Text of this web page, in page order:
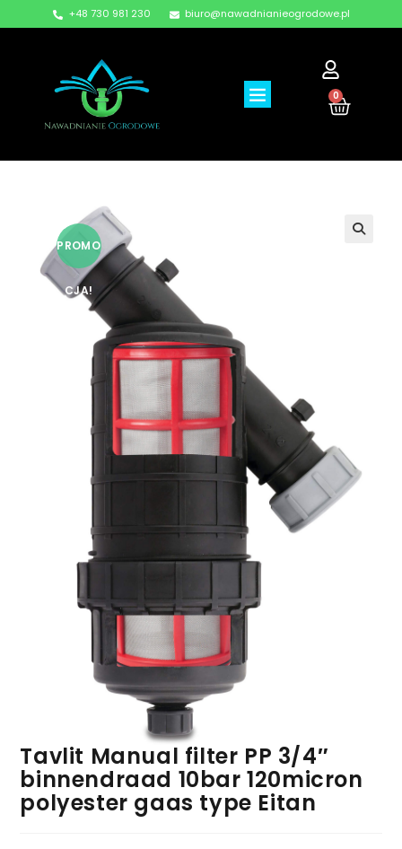
+48 730 981 230 biuro@nawadnianieogrodowe.pl
0
PROMO
CJA!
Tavlit Manual filter PP 3/4″
binnendraad 10bar 120micron
polyester gaas type Eitan